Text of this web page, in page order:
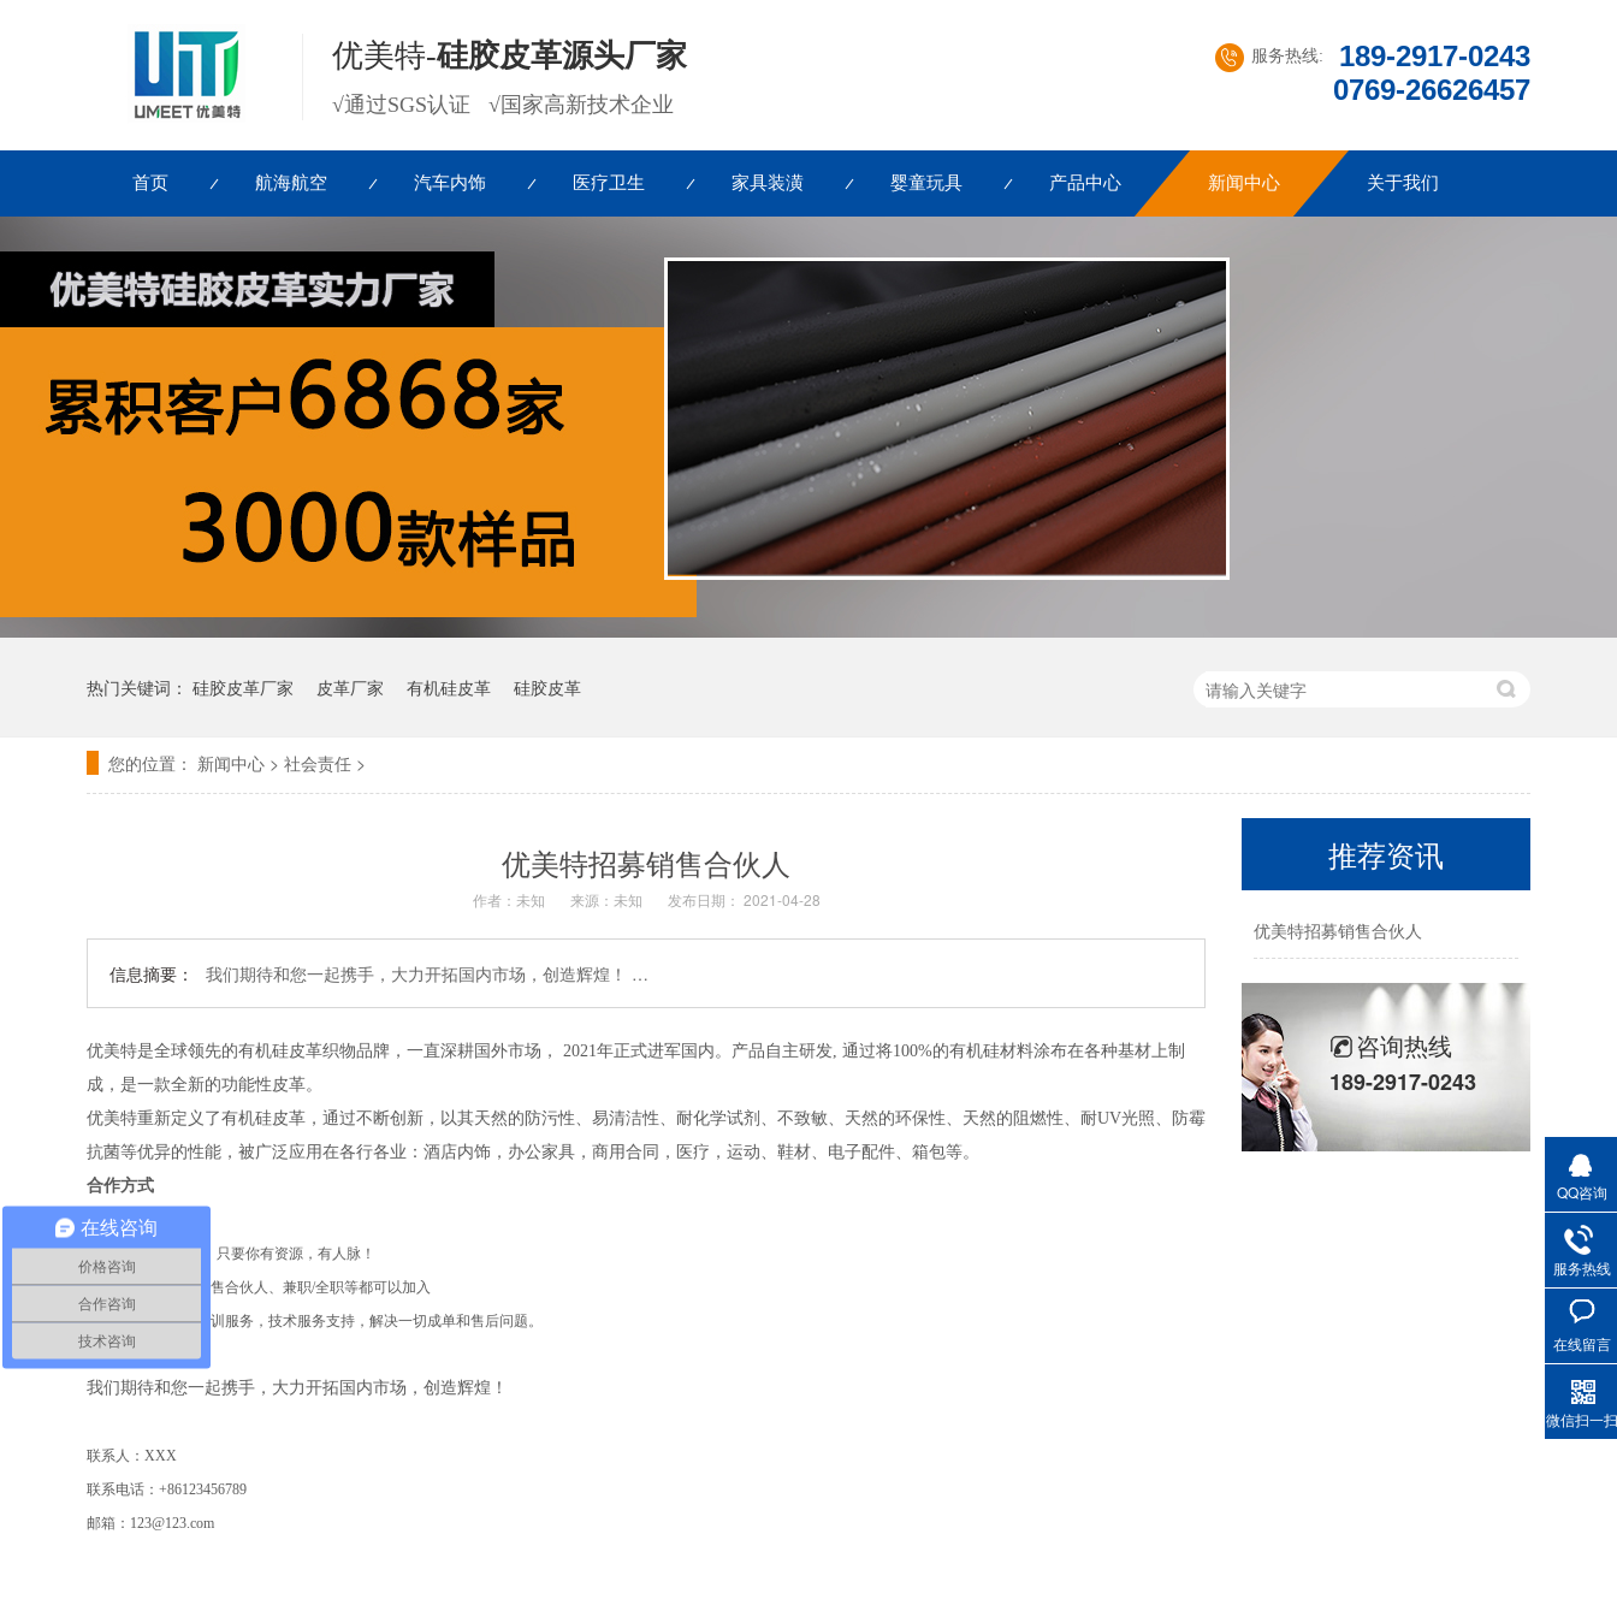
优美特-硅胶皮革源头厂家
√通过SGS认证 √国家高新技术企业
服务热线:
189-2917-0243
0769-26626457
首页 航海航空 汽车内饰 医疗卫生 家具装潢 婴童玩具 产品中心 新闻中心 关于我们
热门关键词： 硅胶皮革厂家 皮革厂家 有机硅皮革 硅胶皮革
您的位置： 新闻中心 > 社会责任 >
优美特招募销售合伙人
作者：未知 来源：未知 发布日期： 2021-04-28
信息摘要： 我们期待和您一起携手，大力开拓国内市场，创造辉煌！ …
优美特是全球领先的有机硅皮革织物品牌，一直深耕国外市场， 2021年正式进军国内。产品自主研发, 通过将100%的有机硅材料涂布在各种基材上制
成，是一款全新的功能性皮革。
优美特重新定义了有机硅皮革，通过不断创新，以其天然的防污性、易清洁性、耐化学试剂、不致敏、天然的环保性、天然的阻燃性、耐UV光照、防霉
抗菌等优异的性能，被广泛应用在各行各业：酒店内饰，办公家具，商用合同，医疗，运动、鞋材、电子配件、箱包等。
合作方式
不限任何合作形式，只要你有资源，有人脉！
· 代理、经销商、销售合伙人、兼职/全职等都可以加入
· 公司提供专业的培训服务，技术服务支持，解决一切成单和售后问题。
我们期待和您一起携手，大力开拓国内市场，创造辉煌！
联系人：XXX
联系电话： +86123456789
邮箱： 123@123.com
推荐资讯
优美特招募销售合伙人
咨询热线
189-2917-0243
QQ咨询
服务热线
在线留言
微信扫一扫
在线咨询
价格咨询
合作咨询
技术咨询